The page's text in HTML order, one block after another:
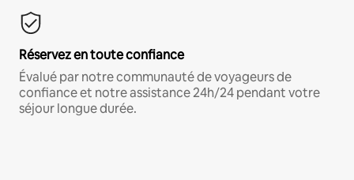
Réservez en toute confiance
Évalué par notre communauté de voyageurs de
confiance et notre assistance 24h/24 pendant votre
séjour longue durée.